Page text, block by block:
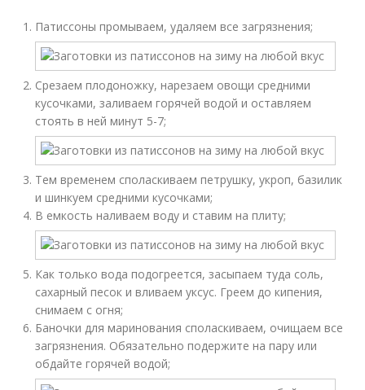
Патиссоны промываем, удаляем все загрязнения;
Срезаем плодоножку, нарезаем овощи средними
кусочками, заливаем горячей водой и оставляем
стоять в ней минут 5-7;
Тем временем споласкиваем петрушку, укроп, базилик
и шинкуем средними кусочками;
В емкость наливаем воду и ставим на плиту;
Как только вода подогреется, засыпаем туда соль,
сахарный песок и вливаем уксус. Греем до кипения,
снимаем с огня;
Баночки для маринования споласкиваем, очищаем все
загрязнения. Обязательно подержите на пару или
обдайте горячей водой;